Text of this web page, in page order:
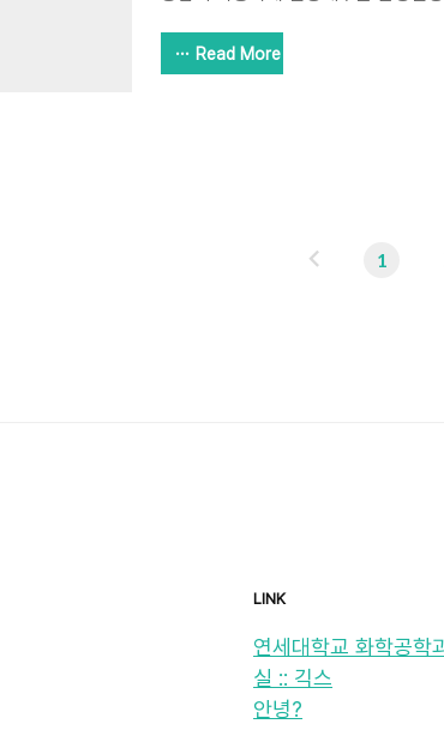
Source Code: https://
http://code.google.com/p/
Read More
1
LINK
연세대학교 화학공학
실 :: 긱스
안녕?